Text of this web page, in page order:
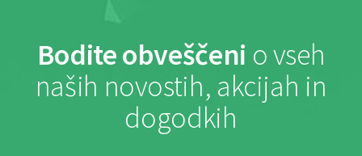
Bodite obveščeni o vseh
naših novostih, akcijah in
dogodkih